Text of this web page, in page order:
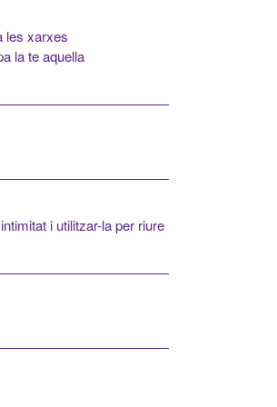
les xarxes
la te aquella
i utilitzar-la per riure